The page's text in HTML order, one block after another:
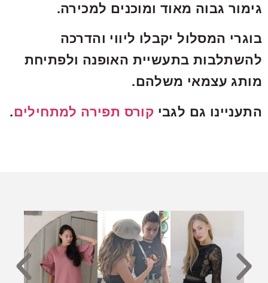
גימור גבוה מאוד ומוכנים למכירה.
בוגרי המסלול יקבלו ליווי והדרכה
להשתלבות בתעשיית האופנה ולפתיחת
מותג עצמאי משלהם.
התעניינו גם לגבי קורס תפירה למתחילים.